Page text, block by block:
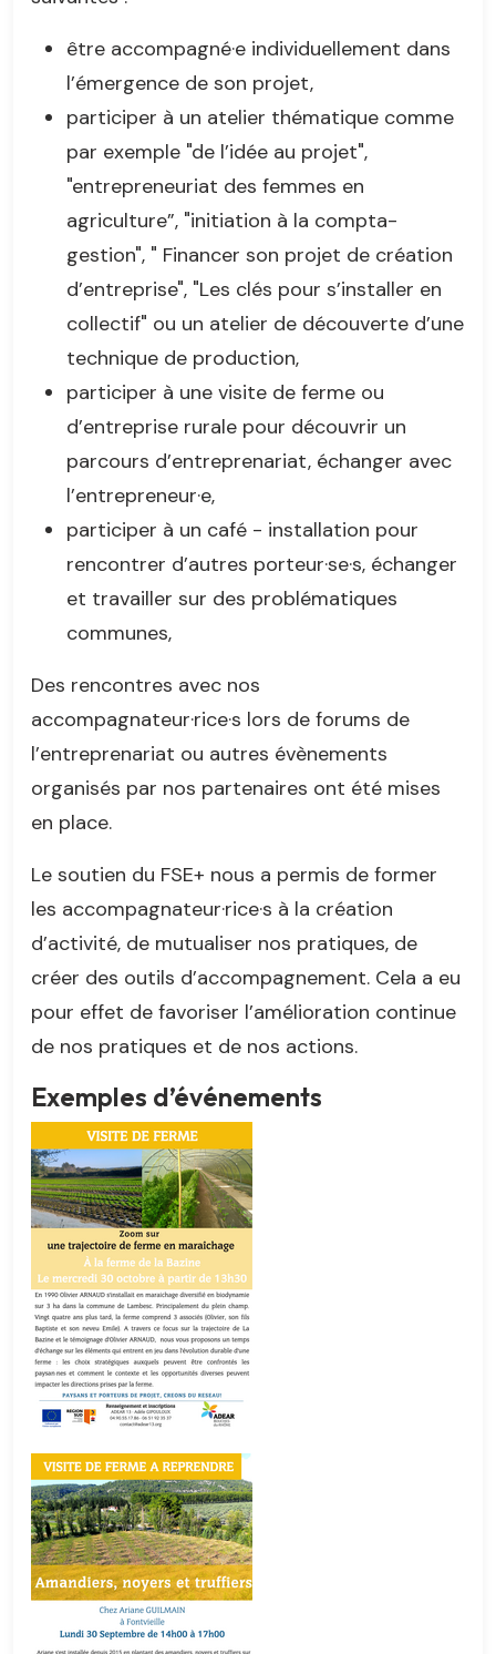
être accompagné·e individuellement dans
l’émergence de son projet,
participer à un atelier thématique comme
par exemple "de l’idée au projet",
"entrepreneuriat des femmes en
agriculture”, "initiation à la compta-
gestion", " Financer son projet de création
d’entreprise", "Les clés pour s’installer en
collectif" ou un atelier de découverte d’une
technique de production,
participer à une visite de ferme ou
d’entreprise rurale pour découvrir un
parcours d’entreprenariat, échanger avec
l’entrepreneur·e,
participer à un café - installation pour
rencontrer d’autres porteur·se·s, échanger
et travailler sur des problématiques
communes,
Des rencontres avec nos
accompagnateur·rice·s lors de forums de
l’entreprenariat ou autres évènements
organisés par nos partenaires ont été mises
en place.
Le soutien du FSE+ nous a permis de former
les accompagnateur·rice·s à la création
d’activité, de mutualiser nos pratiques, de
créer des outils d’accompagnement. Cela a eu
pour effet de favoriser l’amélioration continue
de nos pratiques et de nos actions.
Exemples d’événements